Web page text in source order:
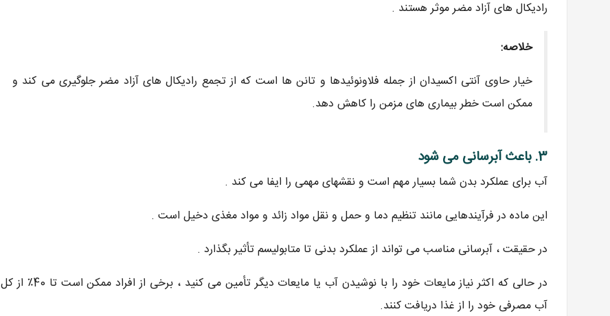
رادیکال های آزاد مضر موثر هستند .
خلاصه:
خیار حاوی آنتی اکسیدان از جمله فلاونوئیدها و تانن ها است که از تجمع رادیکال های آزاد مضر جلوگیری می کند و
ممکن است خطر بیماری های مزمن را کاهش دهد.
3. باعث آبرسانی می شود
آب برای عملکرد بدن شما بسیار مهم است و نقشهای مهمی را ایفا می کند .
این ماده در فرآیندهایی مانند تنظیم دما و حمل و نقل مواد زائد و مواد مغذی دخیل است .
در حقیقت ، آبرسانی مناسب می تواند از عملکرد بدنی تا متابولیسم تأثیر بگذارد .
در حالی که اکثر نیاز مایعات خود را با نوشیدن آب یا مایعات دیگر تأمین می کنید ، برخی از افراد ممکن است تا 40٪ از کل
آب مصرفی خود را از غذا دریافت کنند.